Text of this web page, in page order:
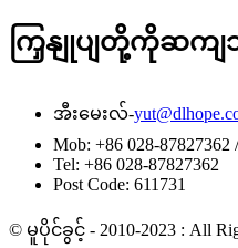
ကြှနျုပျတို့ကိုဆကျ
အီးမေးလ်-
Mob: +86 028-87827362
Tel: +86 028-87827362
Post Code: 611731
© မူပိုင်ခွင့် - 2010-2023 : All